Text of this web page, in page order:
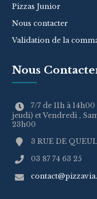
Pizzas Junior
Nous contacter
Validation de la
Nous
7/7 de 11h à
jeudi) et Vendredi ,
23h00
3 RUE DE
03 87 74 63 25